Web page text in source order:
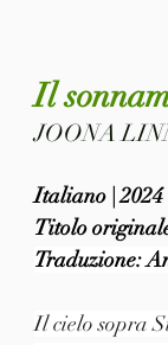
Il
JOONA
Italiano | 2024
Titolo
Traduzione:
Il cielo sopra